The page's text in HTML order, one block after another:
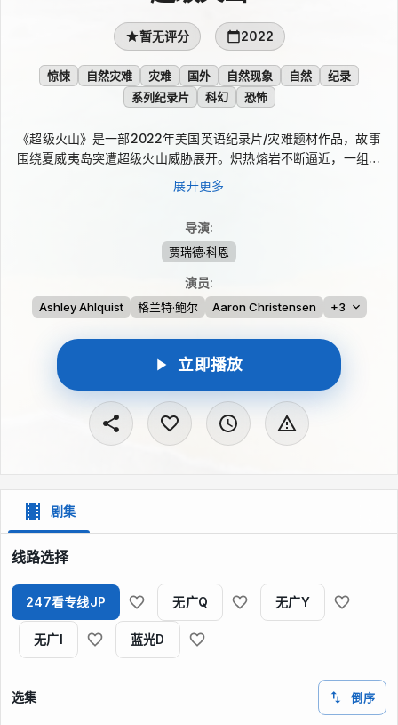
暂无评分 2022
惊悚 自然灾难 灾难 国外 自然现象 自然
纪录
系列纪录片
科幻 恐怖
《超级火山》是一部2022年美国英语纪录片/灾难题材作品，故事
围绕夏威夷岛突遭超级火山威胁展开。炽热熔岩不断逼近，一组专
家必须在有限时间内评估危机、展开救援，帮助处在熔岩路径上的
人脱险，并寻找阻止灾难继续扩大的办法。影片聚焦极端自然现象
展开更多
导演:
贾瑞德·科恩
演员:
Ashley Ahlquist 格兰特·鲍尔 Aaron Christensen +3
立即播放
剧集
线路选择
247看专线JP 无广Q 无广Y
无广I 蓝光D
选集 倒序